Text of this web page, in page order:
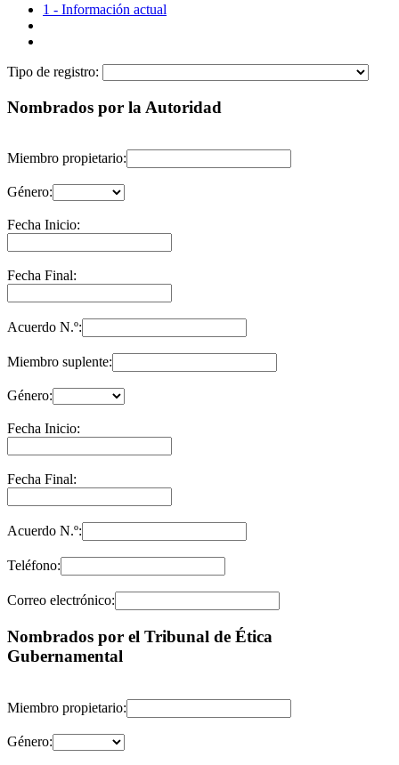
1 - Información actual
Tipo de registro:
Nombrados por la Autoridad
Miembro propietario:
Género:
Fecha Inicio:
Fecha Final:
Acuerdo N.º:
Miembro suplente:
Género:
Fecha Inicio:
Fecha Final:
Acuerdo N.º:
Teléfono:
Correo electrónico:
Nombrados por el Tribunal de Ética
Gubernamental
Miembro propietario:
Género: